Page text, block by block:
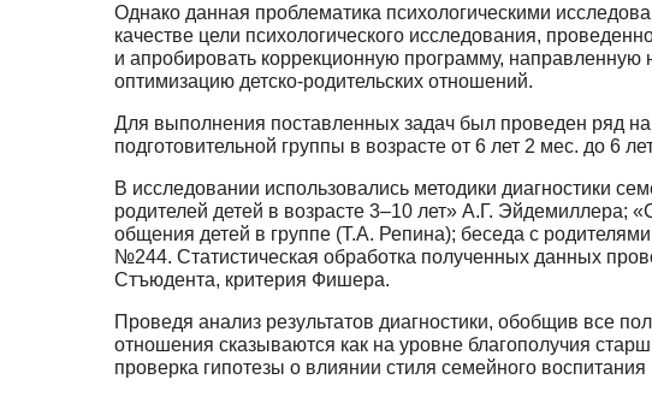
Однако данная проблематика психологическими
качестве цели психологического исследования,
и апробировать коррекционную программу,
оптимизацию детско-родительских отношений.
Для выполнения поставленных задач был проведен ряд
подготовительной группы в возрасте от 6 лет 2 мес. до 6
В исследовании использовались методики диагностики
родителей детей в возрасте 3–10 лет» А.Г. Эйдемиллера;
общения детей в группе (Т.А. Репина); беседа с
№244. Статистическая обработка полученных данных
Стъюдента, критерия Фишера.
Проведя анализ результатов диагностики, обобщив все
отношения сказываются как на уровне благополучия
проверка гипотезы о влиянии стиля семейного